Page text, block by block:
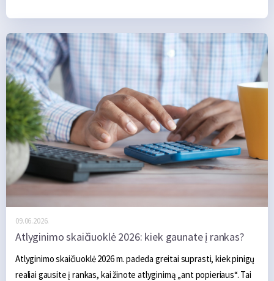
realybėje atostogos dažnai pabrangsta ne dėl vieno didelio
pirkinio, o dėl daugybės smulkių klaidų, kurios ilgainiui susideda į
nemažą sumą.
09.06.2026.
Atlyginimo skaičiuoklė 2026: kiek gaunate į rankas?
Atlyginimo skaičiuoklė 2026 m. padeda greitai suprasti, kiek pinigų
realiai gausite į rankas, kai žinote atlyginimą „ant popieriaus“. Tai